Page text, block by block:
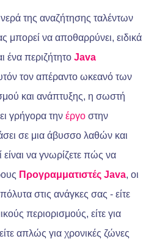
της αναζήτησης ταλέντων
μπορεί να αποθαρρύνει, ειδικά
ένα περιζήτητο Java
τον απέραντο ωκεανό των
και ανάπτυξης, η σωστή
γρήγορα την έργο στην
σε μια άβυσσο λαθών και
να γνωρίζετε πώς να
Προγραμματιστές Java, οι
στις ανάγκες σας - είτε
περιορισμούς, είτε για
απλώς για χρονικές ζώνες